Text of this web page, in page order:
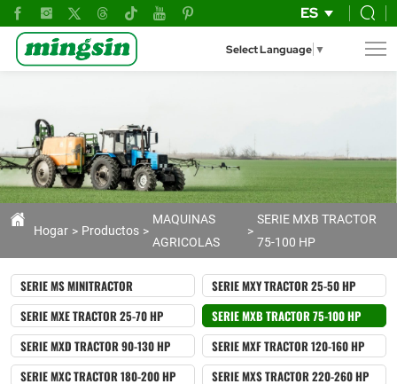
ES
Select Language ▼
Tractor
agrícola
MX904-
90
hp
con
transmisión
12F+12R
y
dirección
hidráulica
Hogar Productos
MAQUINAS
AGRICOLAS
SERIE MXB TRACTOR
75-100 HP
SERIE MS MINITRACTOR
SERIE MXY TRACTOR 25-50 HP
SERIE MXE TRACTOR 25-70 HP
SERIE MXB TRACTOR 75-100 HP
SERIE MXD TRACTOR 90-130 HP
SERIE MXF TRACTOR 120-160 HP
SERIE MXC TRACTOR 180-200 HP
SERIE MXS TRACTOR 220-260 HP